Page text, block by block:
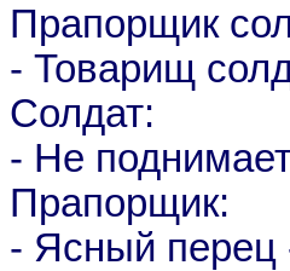
Прапорщик
- Товарищ
Солдат:
- Hе
Прапорщик:
- Ясный перец